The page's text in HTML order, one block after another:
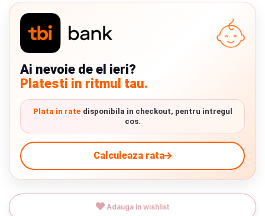
Informatii companie
Blog
Regulament giveaway
Showroom
Q & A
Ai nevoie de el ieri?
Platesti in ritmul tau.
Plata in ratedisponibila in checkout, pentru intregul
cos.
Calculeaza rata
Adauga in wishlist
Chrome cu detalii negre
Livrare prin curier in Romania si in Uniunea